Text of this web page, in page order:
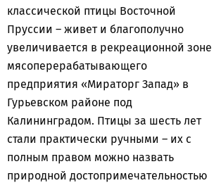
классической птицы Восточной
Пруссии – живет и благополучно
увеличивается в рекреационной зоне
мясоперерабатывающего
предприятия «Мираторг Запад» в
Гурьевском районе под
Калининградом. Птицы за шесть лет
стали практически ручными – их с
полным правом можно назвать
природной достопримечательностью